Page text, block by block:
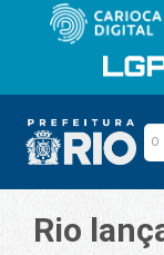
Rio